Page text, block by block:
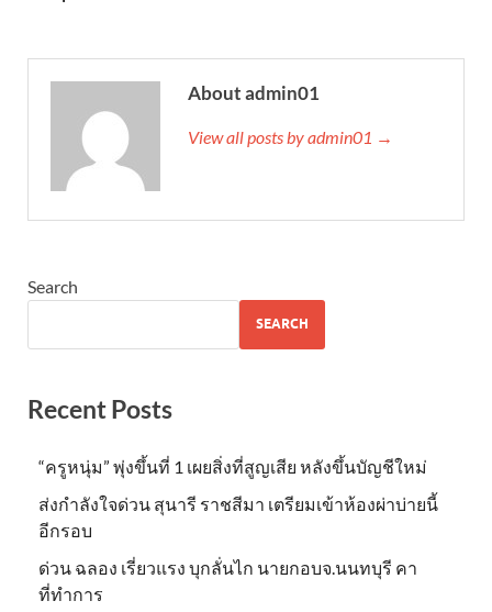
About admin01
View all posts by admin01 →
Search
SEARCH
Recent Posts
“ครูหนุ่ม” พุ่งขึ้นที่ 1 เผยสิ่งที่สูญเสีย หลังขึ้นบัญชีใหม่
ส่งกำลังใจด่วน สุนารี ราชสีมา เตรียมเข้าห้องผ่าบ่ายนี้
อีกรอบ
ด่วน ฉลอง เรี่ยวแรง บุกลั่นไก นายกอบจ.นนทบุรี คา
ที่ทำการ